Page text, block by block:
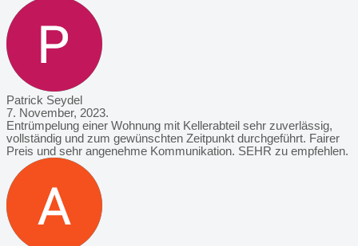
Patrick Seydel
7. November, 2023.
Entrümpelung einer Wohnung mit Kellerabteil sehr zuverlässig,
vollständig und zum gewünschten Zeitpunkt durchgeführt. Fairer
Preis und sehr angenehme Kommunikation. SEHR zu empfehlen.